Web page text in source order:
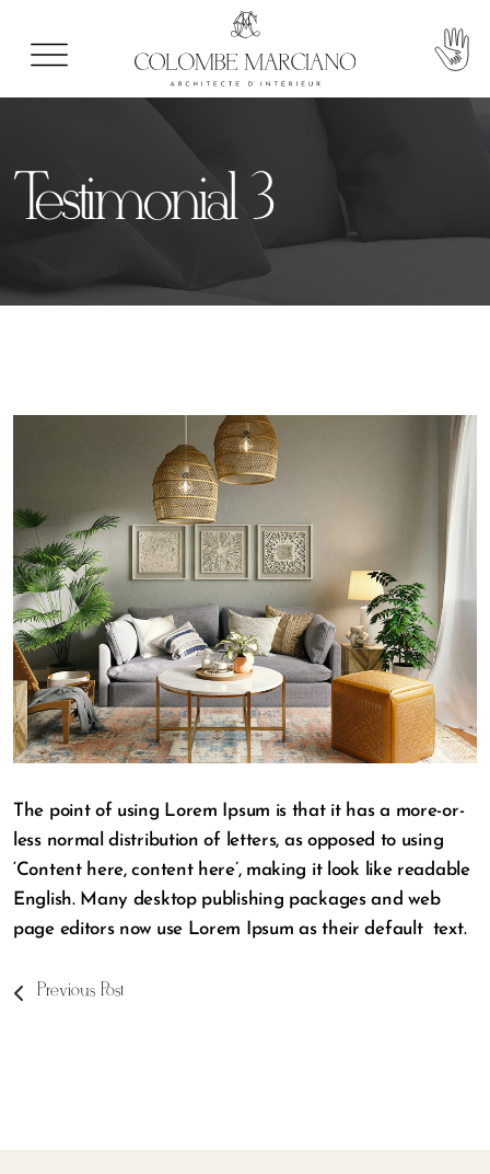
Testimonial 3
The point of using Lorem Ipsum is that it has a more-or-
less normal distribution of letters, as opposed to using
‘Content here, content here’, making it look like readable
English. Many desktop publishing packages and web
page editors now use Lorem Ipsum as their default text.
Previous Post